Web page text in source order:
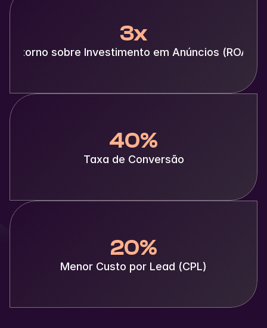
3x
Retorno sobre Investimento em Anúncios (ROAS)
40%
Taxa de Conversão
20%
Menor Custo por Lead (CPL)